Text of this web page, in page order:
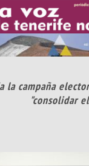
la campaña
"consolidar